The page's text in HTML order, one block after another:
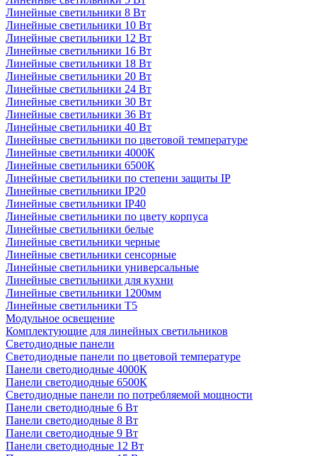
Линейные светильники 8 Вт
Линейные светильники 10 Вт
Линейные светильники 12 Вт
Линейные светильники 16 Вт
Линейные светильники 18 Вт
Линейные светильники 20 Вт
Линейные светильники 24 Вт
Линейные светильники 30 Вт
Линейные светильники 36 Вт
Линейные светильники 40 Вт
Линейные светильники по цветовой температуре
Линейные светильники 4000К
Линейные светильники 6500К
Линейные светильники по степени защиты IP
Линейные светильники IP20
Линейные светильники IP40
Линейные светильники по цвету корпуса
Линейные светильники белые
Линейные светильники черные
Линейные светильники сенсорные
Линейные светильники универсальные
Линейные светильники для кухни
Линейные светильники 1200мм
Линейные светильники Т5
Модульное освещение
Комплектующие для линейных светильников
Светодиодные панели
Светодиодные панели по цветовой температуре
Панели светодиодные 4000К
Панели светодиодные 6500К
Светодиодные панели по потребляемой мощности
Панели светодиодные 6 Вт
Панели светодиодные 8 Вт
Панели светодиодные 9 Вт
Панели светодиодные 12 Вт